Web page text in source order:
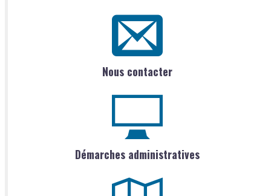
Nous contacter
Démarches administratives